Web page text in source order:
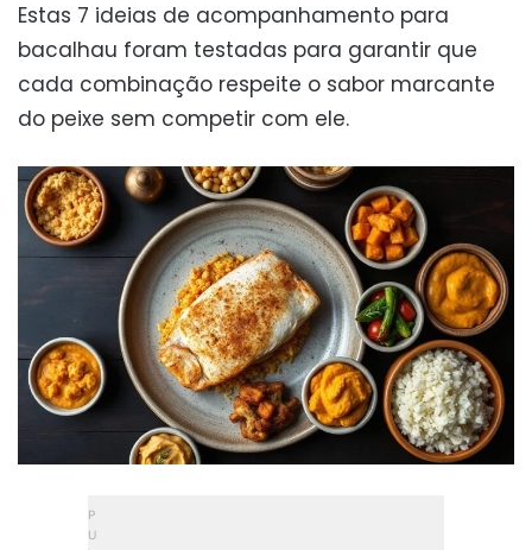
Estas 7 ideias de acompanhamento para
bacalhau foram testadas para garantir que
cada combinação respeite o sabor marcante
do peixe sem competir com ele.